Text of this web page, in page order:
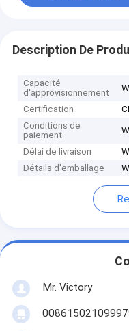
Description De
Capacité
d'approvisionnement
Certification
Conditions de
paiement
Délai de livraison
Détails d'emballage
Mr. Victory